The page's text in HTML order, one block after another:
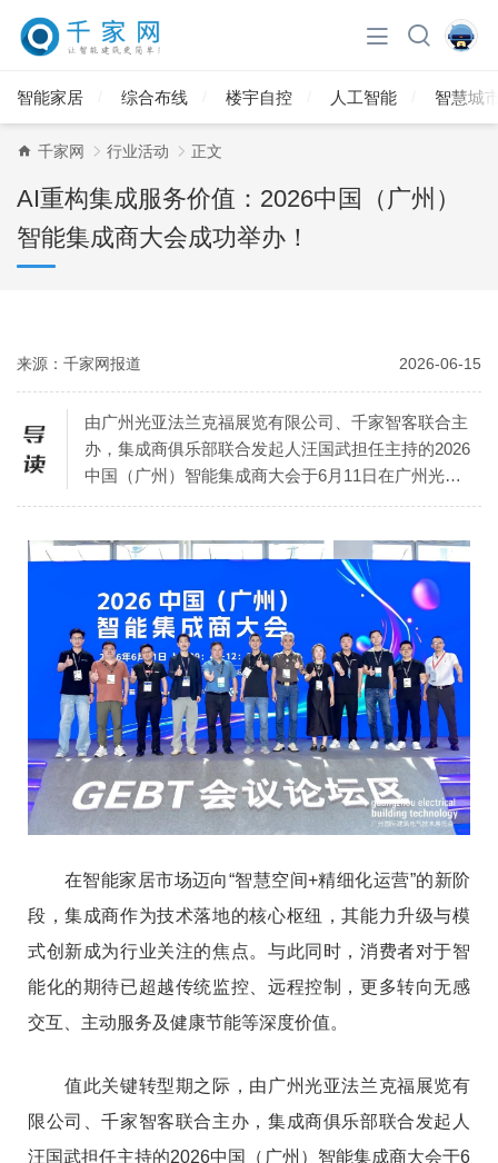
智能家居 综合布线 楼宇自控 人工智能 智慧城
千家网 行业活动 正文
AI重构集成服务价值：2026中国（广州）
智能集成商大会成功举办！
来源：千家网报道 2026-06-15
由广州光亚法兰克福展览有限公司、千家智客联合主
办，集成商俱乐部联合发起人汪国武担任主持的2026
中国（广州）智能集成商大会于6月11日在广州光亚
展期间盛大举办！
在智能家居市场迈向“智慧空间+精细化运营”的新阶
段，集成商作为技术落地的核心枢纽，其能力升级与模
式创新成为行业关注的焦点。与此同时，消费者对于智
能化的期待已超越传统监控、远程控制，更多转向无感
交互、主动服务及健康节能等深度价值。
值此关键转型期之际，由广州光亚法兰克福展览有
限公司、千家智客联合主办，集成商俱乐部联合发起人
汪国武担任主持的2026中国（广州）智能集成商大会于6